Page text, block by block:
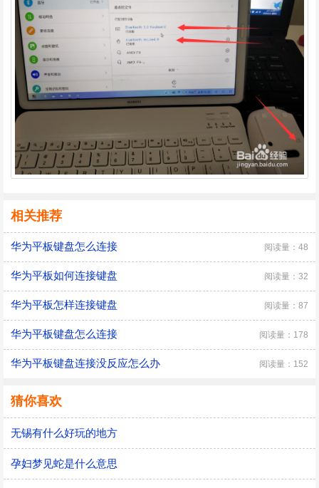
相关推荐
华为平板键盘怎么连接 阅读量：48
华为平板如何连接键盘 阅读量：32
华为平板怎样连接键盘 阅读量：87
华为平板键盘怎么连接 阅读量：178
华为平板键盘连接没反应怎么办 阅读量：152
猜你喜欢
无锡有什么好玩的地方
孕妇梦见蛇是什么意思